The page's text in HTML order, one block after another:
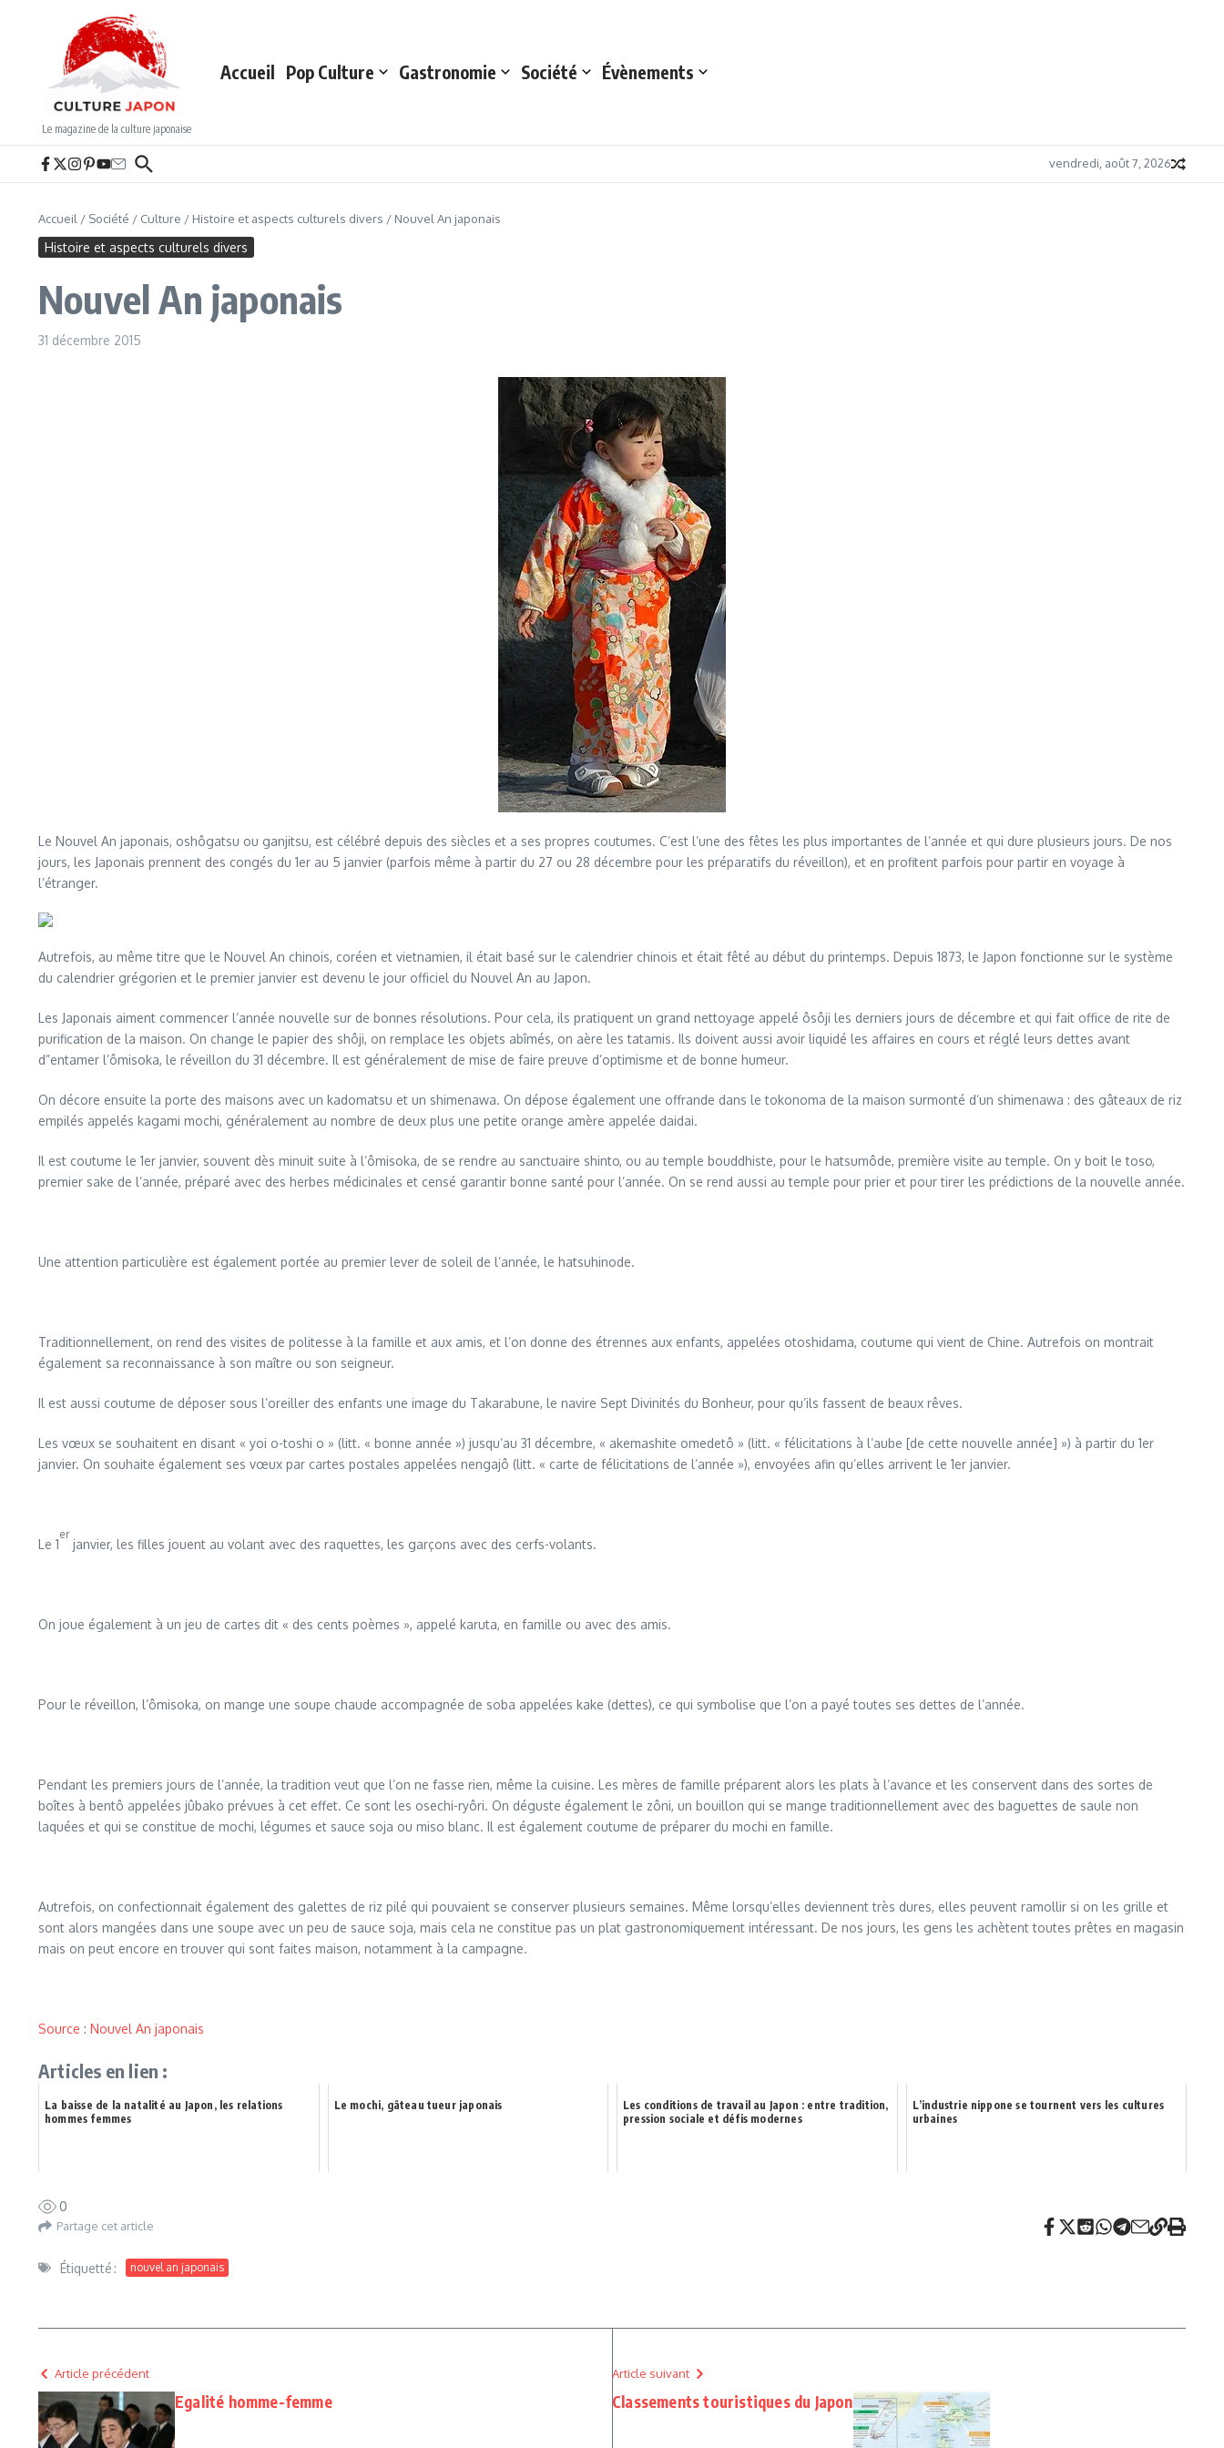
Le magazine de la culture japonaise
Accueil Pop Culture Gastronomie Société Évènements
vendredi, août 7, 2026
Accueil / Société / Culture / Histoire et aspects culturels divers / Nouvel An japonais
Histoire et aspects culturels divers
Nouvel An japonais
31 décembre 2015
Le Nouvel An japonais, oshôgatsu ou ganjitsu, est célébré depuis des siècles et a ses propres coutumes. C’est l’une des fêtes les plus importantes de l’année et qui dure plusieurs jours. De nos
jours, les Japonais prennent des congés du 1er au 5 janvier (parfois même à partir du 27 ou 28 décembre pour les préparatifs du réveillon), et en profitent parfois pour partir en voyage à
l’étranger.
Autrefois, au même titre que le Nouvel An chinois, coréen et vietnamien, il était basé sur le calendrier chinois et était fêté au début du printemps. Depuis 1873, le Japon fonctionne sur le système
du calendrier grégorien et le premier janvier est devenu le jour officiel du Nouvel An au Japon.
Les Japonais aiment commencer l’année nouvelle sur de bonnes résolutions. Pour cela, ils pratiquent un grand nettoyage appelé ôsôji les derniers jours de décembre et qui fait office de rite de
purification de la maison. On change le papier des shôji, on remplace les objets abîmés, on aère les tatamis. Ils doivent aussi avoir liquidé les affaires en cours et réglé leurs dettes avant
d”entamer l’ômisoka, le réveillon du 31 décembre. Il est généralement de mise de faire preuve d’optimisme et de bonne humeur.
On décore ensuite la porte des maisons avec un kadomatsu et un shimenawa. On dépose également une offrande dans le tokonoma de la maison surmonté d’un shimenawa : des gâteaux de riz
empilés appelés kagami mochi, généralement au nombre de deux plus une petite orange amère appelée daidai.
Il est coutume le 1er janvier, souvent dès minuit suite à l’ômisoka, de se rendre au sanctuaire shinto, ou au temple bouddhiste, pour le hatsumôde, première visite au temple. On y boit le toso,
premier sake de l’année, préparé avec des herbes médicinales et censé garantir bonne santé pour l’année. On se rend aussi au temple pour prier et pour tirer les prédictions de la nouvelle année.
Une attention particulière est également portée au premier lever de soleil de l’année, le hatsuhinode.
Traditionnellement, on rend des visites de politesse à la famille et aux amis, et l’on donne des étrennes aux enfants, appelées otoshidama, coutume qui vient de Chine. Autrefois on montrait
également sa reconnaissance à son maître ou son seigneur.
Il est aussi coutume de déposer sous l’oreiller des enfants une image du Takarabune, le navire Sept Divinités du Bonheur, pour qu’ils fassent de beaux rêves.
Les vœux se souhaitent en disant « yoi o-toshi o » (litt. « bonne année ») jusqu’au 31 décembre, « akemashite omedetô » (litt. « félicitations à l’aube [de cette nouvelle année] ») à partir du 1er
janvier. On souhaite également ses vœux par cartes postales appelées nengajô (litt. « carte de félicitations de l’année »), envoyées afin qu’elles arrivent le 1er janvier.
Le 1
er
janvier, les filles jouent au volant avec des raquettes, les garçons avec des cerfs-volants.
On joue également à un jeu de cartes dit « des cents poèmes », appelé karuta, en famille ou avec des amis.
Pour le réveillon, l’ômisoka, on mange une soupe chaude accompagnée de soba appelées kake (dettes), ce qui symbolise que l’on a payé toutes ses dettes de l’année.
Pendant les premiers jours de l’année, la tradition veut que l’on ne fasse rien, même la cuisine. Les mères de famille préparent alors les plats à l’avance et les conservent dans des sortes de
boîtes à bentô appelées jûbako prévues à cet effet. Ce sont les osechi-ryôri. On déguste également le zôni, un bouillon qui se mange traditionnellement avec des baguettes de saule non
laquées et qui se constitue de mochi, légumes et sauce soja ou miso blanc. Il est également coutume de préparer du mochi en famille.
Autrefois, on confectionnait également des galettes de riz pilé qui pouvaient se conserver plusieurs semaines. Même lorsqu’elles deviennent très dures, elles peuvent ramollir si on les grille et
sont alors mangées dans une soupe avec un peu de sauce soja, mais cela ne constitue pas un plat gastronomiquement intéressant. De nos jours, les gens les achètent toutes prêtes en magasin
mais on peut encore en trouver qui sont faites maison, notamment à la campagne.
Source : Nouvel An japonais
Articles en lien :
La baisse de la natalité au Japon, les relations
hommes femmes
Le mochi, gâteau tueur japonais
Les conditions de travail au Japon : entre tradition,
pression sociale et défis modernes
L’industrie nippone se tournent vers les cultures
urbaines
0
Partage cet article
Étiquetté : nouvel an japonais
Article précédent
Egalité homme-femme
Article suivant
Classements touristiques du Japon